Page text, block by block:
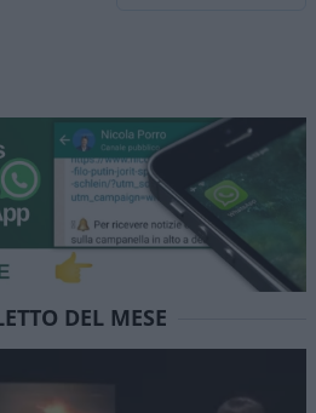
Hormuz e la
d’uscita per
faccia agli iraniani ma di
né lo status di
UNCLOS. E la notizia è